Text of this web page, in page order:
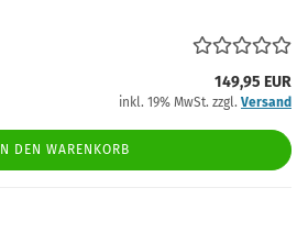
149,95 EUR
inkl. 19% MwSt. zzgl. Versand
IN DEN WARENKORB